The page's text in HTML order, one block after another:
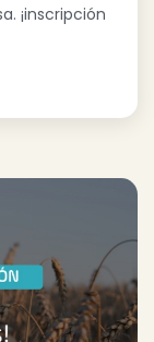
¡inscripción